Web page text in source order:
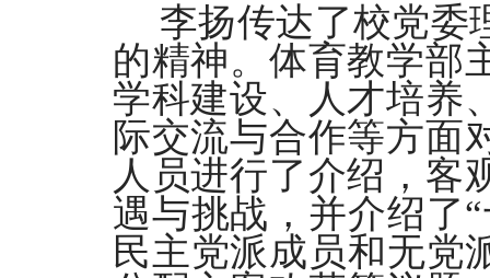
李扬传达了校党委
的精神。体育教学部
学科建设、人才培养
际交流与合作等方面
人员进行了介绍，客
遇与挑战，并介绍了
民主党派成员和无党